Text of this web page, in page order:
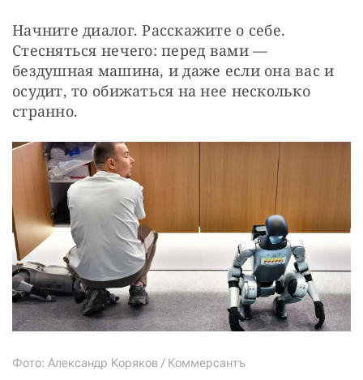
Начните диалог. Расскажите о себе.
Стесняться нечего: перед вами —
бездушная машина, и даже если она вас и
осудит, то обижаться на нее несколько
странно.
Фото: Александр Коряков / Коммерсантъ